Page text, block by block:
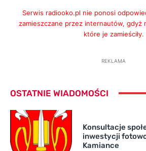
Serwis radiooko.pl nie ponosi
zamieszczane przez internautów, gdyż
które je zamieściły.
REKLAMA
OSTATNIE WIADOMOŚCI
Konsultacje
inwestycji
Kamiance